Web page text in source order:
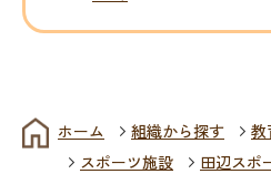
ホーム 組織から探す 教
スポーツ施設
田辺スポ